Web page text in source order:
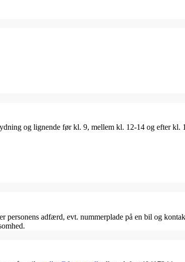
og lignende før kl. 9, mellem kl. 12-14 og efter kl.
adfærd, evt. nummerplade på en bil og